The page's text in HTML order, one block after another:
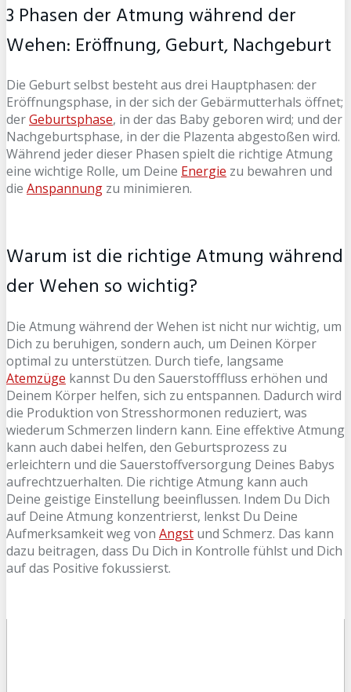
3 Phasen der Atmung während der
Wehen: Eröffnung, Geburt, Nachgeburt
Die Geburt selbst besteht aus drei Hauptphasen: der
Eröffnungsphase, in der sich der Gebärmutterhals öffnet;
derGeburtsphase, in der das Baby geboren wird; und der
Nachgeburtsphase, in der die Plazenta abgestoßen wird.
Während jeder dieser Phasen spielt die richtige Atmung
eine wichtige Rolle, um Deine Energie zu bewahren und
die Anspannung zu minimieren.
Warum ist die richtige Atmung während
der Wehen so wichtig?
Die Atmung während der Wehen ist nicht nur wichtig, um
Dich zu beruhigen, sondern auch, um Deinen Körper
optimal zu unterstützen. Durch tiefe, langsame
Atemzüge kannst Du den Sauerstofffluss erhöhen und
Deinem Körper helfen, sich zu entspannen. Dadurch wird
die Produktion von Stresshormonen reduziert, was
wiederum Schmerzen lindern kann. Eine effektive Atmung
kann auch dabei helfen, den Geburtsprozess zu
erleichtern und die Sauerstoffversorgung Deines Babys
aufrechtzuerhalten. Die richtige Atmung kann auch
Deine geistige Einstellung beeinflussen. Indem Du Dich
auf Deine Atmung konzentrierst, lenkst Du Deine
Aufmerksamkeit weg von Angst und Schmerz. Das kann
dazu beitragen, dass Du Dich in Kontrolle fühlst und Dich
auf das Positive fokussierst.